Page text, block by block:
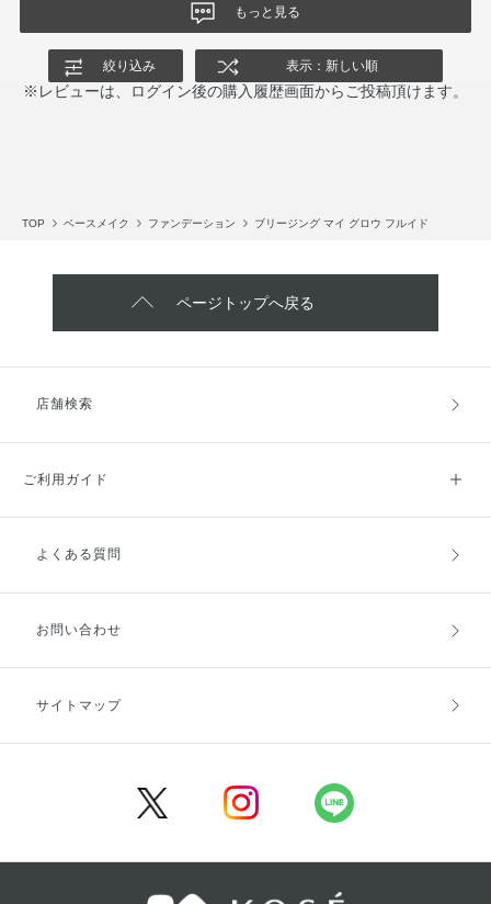
もっと見る
絞り込み 表示：新しい順
※レビューは、ログイン後の購入履歴画面からご投稿頂けます。
TOP ベースメイク ファンデーション ブリージング マイ グロウ フルイド
ページトップへ戻る
店舗検索
ご利用ガイド
ご利用ガイドトップ
お支払方法
キャンセル・返品・交換
よくある質問
お問い合わせ
サイトマップ